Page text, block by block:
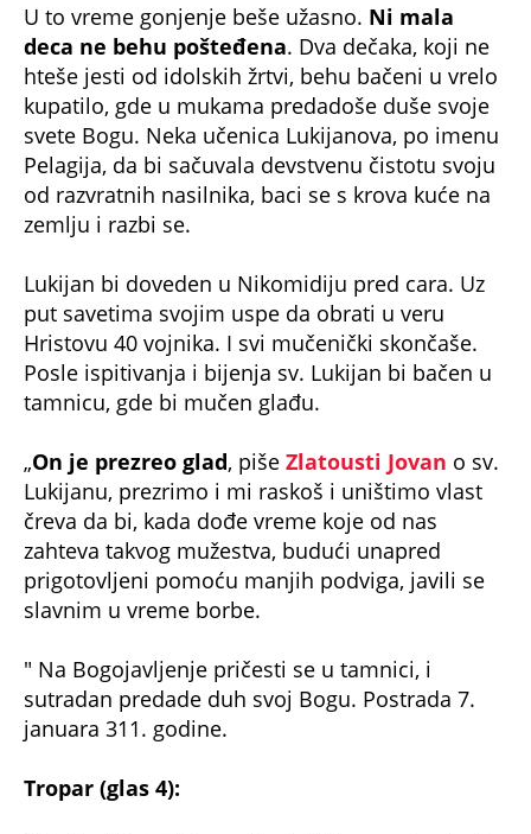
U to vreme gonjenje beše užasno. Ni mala
deca ne behu pošteđena. Dva dečaka, koji ne
hteše jesti od idolskih žrtvi, behu bačeni u vrelo
kupatilo, gde u mukama predadoše duše svoje
svete Bogu. Neka učenica Lukijanova, po imenu
Pelagija, da bi sačuvala devstvenu čistotu svoju
od razvratnih nasilnika, baci se s krova kuće na
zemlju i razbi se.
Lukijan bi doveden u Nikomidiju pred cara. Uz
put savetima svojim uspe da obrati u veru
Hristovu 40 vojnika. I svi mučenički skončaše.
Posle ispitivanja i bijenja sv. Lukijan bi bačen u
tamnicu, gde bi mučen glađu.
„On je prezreo glad, piše Zlatousti Jovan o sv.
Lukijanu, prezrimo i mi raskoš i uništimo vlast
čreva da bi, kada dođe vreme koje od nas
zahteva takvog mužestva, budući unapred
prigotovljeni pomoću manjih podviga, javili se
slavnim u vreme borbe.
" Na Bogojavljenje pričesti se u tamnici, i
sutradan predade duh svoj Bogu. Postrada 7.
januara 311. godine.
Tropar (glas 4):